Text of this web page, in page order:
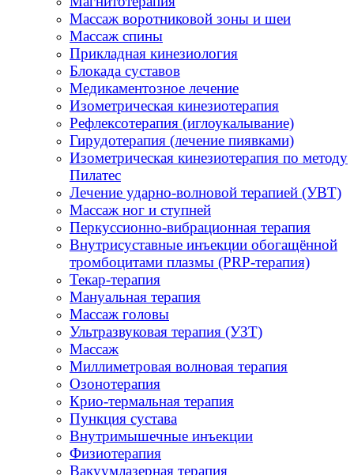
Массаж воротниковой зоны и шеи
Массаж спины
Прикладная кинезиология
Блокада суставов
Медикаментозное лечение
Изометрическая кинезиотерапия
Рефлексотерапия (иглоукалывание)
Гирудотерапия (лечение пиявками)
Изометрическая кинезиотерапия по методу
Пилатес
Лечение ударно-волновой терапией (УВТ)
Массаж ног и ступней
Перкуссионно-вибрационная терапия
Внутрисуставные инъекции обогащённой
тромбоцитами плазмы (PRP-терапия)
Текар-терапия
Мануальная терапия
Массаж головы
Ультразвуковая терапия (УЗТ)
Массаж
Миллиметровая волновая терапия
Озонотерапия
Крио-термальная терапия
Пункция сустава
Внутримышечные инъекции
Физиотерапия
Вакуумлазерная терапия